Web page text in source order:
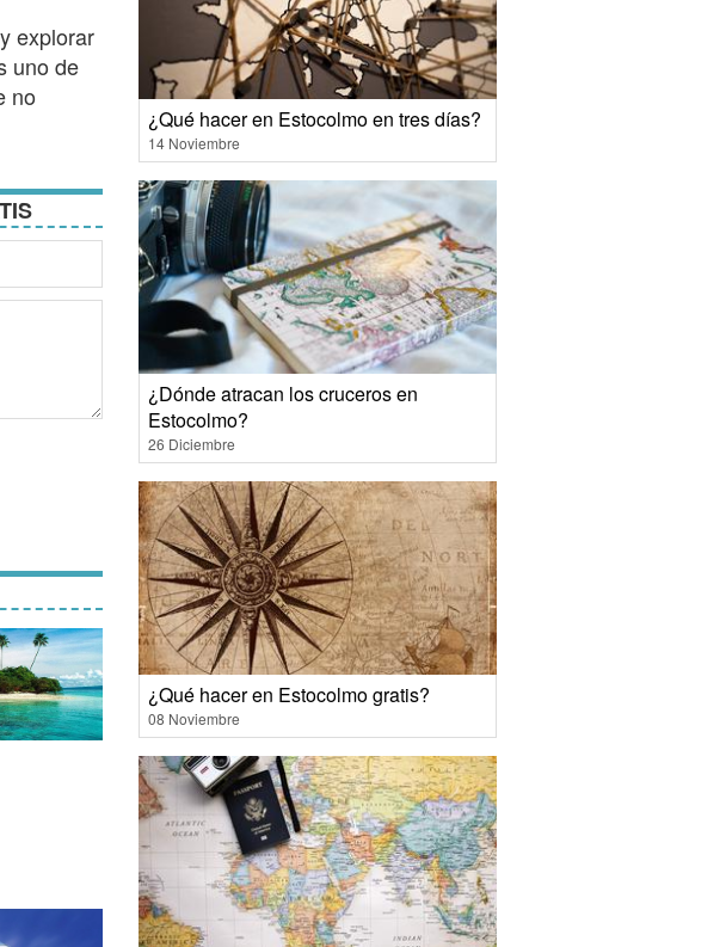
explorar
uno de
no
¿Qué hacer en Estocolmo en tres días?
14 Noviembre
¿Dónde atracan los cruceros en
Estocolmo?
26 Diciembre
¿Qué hacer en Estocolmo gratis?
08 Noviembre